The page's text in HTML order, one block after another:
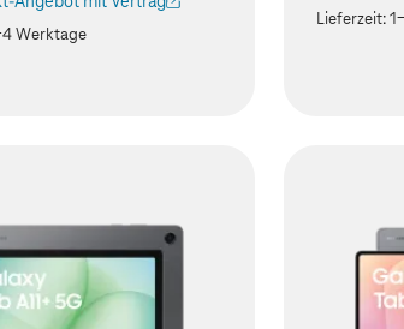
in einem neuen Tab geöffnet)
Werktage
Lieferzeit: